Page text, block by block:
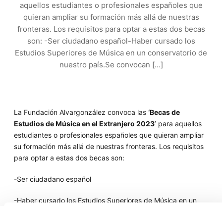
aquellos estudiantes o profesionales españoles que
quieran ampliar su formación más allá de nuestras
fronteras. Los requisitos para optar a estas dos becas
son: -Ser ciudadano español-Haber cursado los
Estudios Superiores de Música en un conservatorio de
nuestro país.Se convocan […]
La Fundación Alvargonzález convoca las ‘Becas de
Estudios de Música en el Extranjero 2023’ para aquellos
estudiantes o profesionales españoles que quieran ampliar
su formación más allá de nuestras fronteras. Los requisitos
para optar a estas dos becas son:
-Ser ciudadano español
-Haber cursado los Estudios Superiores de Música en un